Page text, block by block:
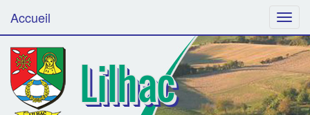
Menu
Accueil
Lilhac